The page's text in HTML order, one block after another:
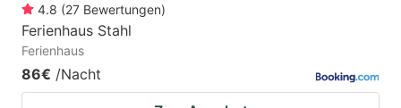
4.8 (27 Bewertungen)
Ferienhaus Stahl
Ferienhaus
86€ /Nacht